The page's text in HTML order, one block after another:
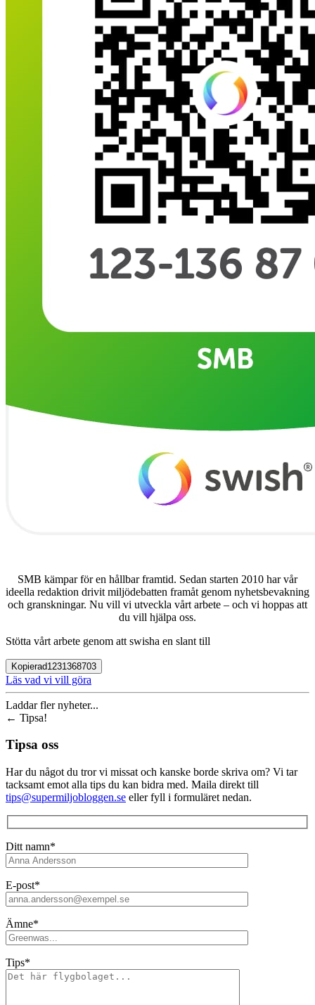
SMB kämpar för en hållbar framtid. Sedan starten 2010 har vår
ideella redaktion drivit miljödebatten framåt genom nyhetsbevakning
och granskningar. Nu vill vi utveckla vårt arbete – och vi hoppas att
du vill hjälpa oss.
Stötta vårt arbete genom att swisha en slant till
Kopierad1231368703
Läs vad vi vill göra
Laddar fler nyheter...
← Tipsa!
Tipsa oss
Har du något du tror vi missat och kanske borde skriva om? Vi tar
tacksamt emot alla tips du kan bidra med. Maila direkt till
tips@supermiljobloggen.se eller fyll i formuläret nedan.
Ditt namn*
E-post*
Ämne*
Tips*